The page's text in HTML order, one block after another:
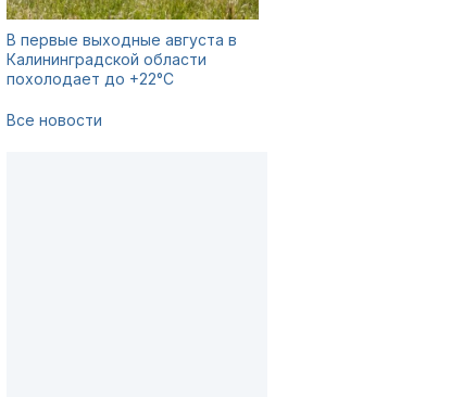
В первые выходные августа в
Калининградской области
похолодает до +22°C
Все новости